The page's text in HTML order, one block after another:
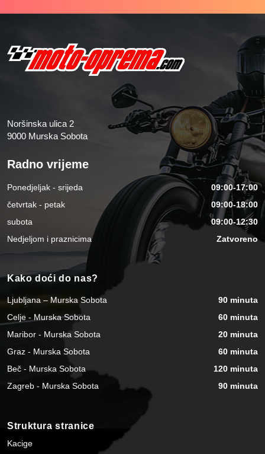
Noršinska ulica 2
9000 Murska Sobota
Radno vrijeme
Ponedjeljak - srijeda
09:00-17:00
četvrtak - petak
09:00-18:00
subota
09:00-12:30
Nedjeljom i praznicima
Zatvoreno
Kako doći do nas?
Ljubljana – Murska Sobota
90 minuta
Celje - Murska Sobota
60 minuta
Maribor - Murska Sobota
20 minuta
Graz - Murska Sobota
60 minuta
Beč - Murska Sobota
120 minuta
Zagreb - Murska Sobota
90 minuta
Struktura stranice
Kacige